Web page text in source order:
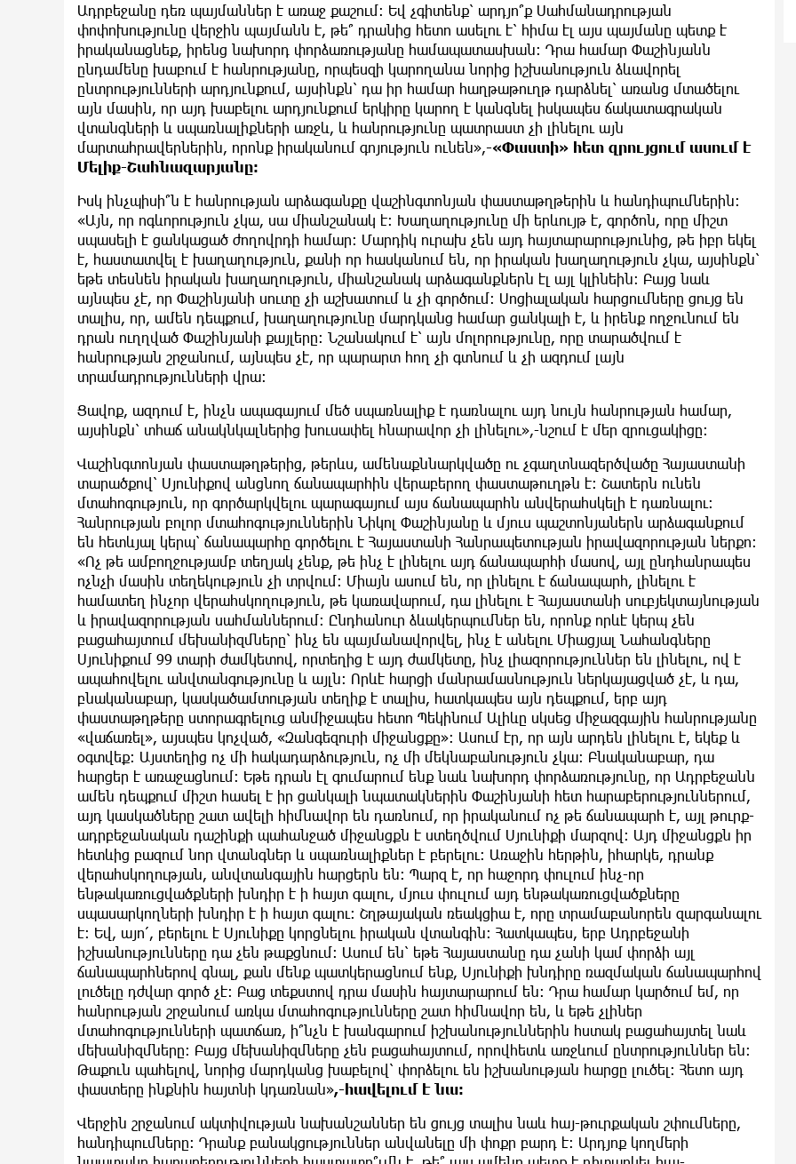
Ադրբեջանը դեռ պայմաններ է առաջ քաշում։ Եվ չգիտենք՝ արդյո՞ք Սահմանադրության
փոփոխությունը վերջին պայմանն է, թե՞ դրանից հետո ասելու է՝ հիմա էլ այս պայմանը պետք է
իրականացնեք, իրենց նախորդ փորձառությանը համապատասխան։ Դրա համար Փաշինյանն
ընդամենը խաբում է հանրությանը, որպեսզի կարողանա նորից իշխանություն ձևավորել
ընտրությունների արդյունքում, այսինքն՝ դա իր համար հաղթաթուղթ դարձնել՝ առանց մտածելու
այն մասին, որ այդ խաբելու արդյունքում երկիրը կարող է կանգնել իսկապես ճակատագրական
վտանգների և սպառնալիքների առջև, և հանրությունը պատրաստ չի լինելու այն
մարտահրավերներին, որոնք իրականում գոյություն ունեն», -«Փաստի» հետ զրույցում ասում է
Մելիք-Շահնազարյանը։
Իսկ ինչպիսի՞ն է հանրության արձագանքը վաշինգտոնյան փաստաթղթերին և հանդիպումներին։
«Այն, որ ոգևորություն չկա, սա միանշանակ է։ Խաղաղությունը մի երևույթ է, գործոն, որը միշտ
սպասելի է ցանկացած ժողովրդի համար։ Մարդիկ ուրախ չեն այդ հայտարարությունից, թե իբր եկել
է, հաստատվել է խաղաղություն, քանի որ հասկանում են, որ իրական խաղաղություն չկա, այսինքն՝
եթե տեսնեն իրական խաղաղություն, միանշանակ արձագանքներն էլ այլ կլինեին։ Բայց նաև
այնպես չէ, որ Փաշինյանի սուտը չի աշխատում և չի գործում։ Սոցիալական հարցումները ցույց են
տալիս, որ, ամեն դեպքում, խաղաղությունը մարդկանց համար ցանկալի է, և իրենք ողջունում են
դրան ուղղված Փաշինյանի քայլերը։ Նշանակում է՝ այն մոլորությունը, որը տարածվում է
հանրության շրջանում, այնպես չէ, որ պարարտ հող չի գտնում և չի ազդում լայն
տրամադրությունների վրա։
Ցավոք, ազդում է, ինչն ապագայում մեծ սպառնալիք է դառնալու այդ նույն հանրության համար,
այսինքն՝ տհաճ անակնկալներից խուսափել հնարավոր չի լինելու»,-նշում է մեր զրուցակիցը։
Վաշինգտոնյան փաստաթղթերից, թերևս, ամենաքննարկվածը ու չգաղտնազերծվածը Հայաստանի
տարածքով՝ Սյունիքով անցնող ճանապարհին վերաբերող փաստաթուղթն է։ Շատերն ունեն
մտահոգություն, որ գործարկվելու պարագայում այս ճանապարհն անվերահսկելի է դառնալու։
Հանրության բոլոր մտահոգություններին Նիկոլ Փաշինյանը և մյուս պաշտոնյաներն արձագանքում
են հետևյալ կերպ՝ ճանապարհը գործելու է Հայաստանի Հանրապետության իրավազորության ներքո։
«Ոչ թե ամբողջությամբ տեղյակ չենք, թե ինչ է լինելու այդ ճանապարհի մասով, այլ ընդհանրապես
ոչնչի մասին տեղեկություն չի տրվում։ Միայն ասում են, որ լինելու է ճանապարհ, լինելու է
համատեղ ինչոր վերահսկողություն, թե կառավարում, դա լինելու է Հայաստանի սուբյեկտայնության
և իրավազորության սահմաններում։ Ընդհանուր ձևակերպումներ են, որոնք որևէ կերպ չեն
բացահայտում մեխանիզմները՝ ինչ են պայմանավորվել, ինչ է անելու Միացյալ Նահանգները
Սյունիքում 99 տարի ժամկետով, որտեղից է այդ ժամկետը, ինչ լիազորություններ են լինելու, ով է
ապահովելու անվտանգությունը և այլն։ Որևէ հարցի մանրամասնություն ներկայացված չէ, և դա,
բնականաբար, կասկածամտության տեղիք է տալիս, հատկապես այն դեպքում, երբ այդ
փաստաթղթերը ստորագրելուց անմիջապես հետո Պեկինում Ալիևը սկսեց միջազգային հանրությանը
«վաճառել», այսպես կոչված, «Զանգեզուրի միջանցքը»։ Ասում էր, որ այն արդեն լինելու է, եկեք և
օգտվեք։ Այստեղից ոչ մի հակադարձություն, ոչ մի մեկնաբանություն չկա։ Բնականաբար, դա
հարցեր է առաջացնում։ Եթե դրան էլ գումարում ենք նաև նախորդ փորձառությունը, որ Ադրբեջանն
ամեն դեպքում միշտ հասել է իր ցանկալի նպատակներին Փաշինյանի հետ հարաբերություններում,
այդ կասկածները շատ ավելի հիմնավոր են դառնում, որ իրականում ոչ թե ճանապարհ է, այլ թուրք-
ադրբեջանական դաշինքի պահանջած միջանցքն է ստեղծվում Սյունիքի մարզով։ Այդ միջանցքն իր
հետևից բազում նոր վտանգներ և սպառնալիքներ է բերելու։ Առաջին հերթին, իհարկե, դրանք
վերահսկողության, անվտանգային հարցերն են։ Պարզ է, որ հաջորդ փուլում ինչ-որ
ենթակառուցվածքների խնդիր է ի հայտ գալու, մյուս փուլում այդ ենթակառուցվածքները
սպասարկողների խնդիր է ի հայտ գալու։ Շղթայական ռեակցիա է, որը տրամաբանորեն զարգանալու
է։ Եվ, այո՛, բերելու է Սյունիքը կորցնելու իրական վտանգին։ Հատկապես, երբ Ադրբեջանի
իշխանությունները դա չեն թաքցնում։ Ասում են՝ եթե Հայաստանը դա չանի կամ փորձի այլ
ճանապարհներով գնալ, քան մենք պատկերացնում ենք, Սյունիքի խնդիրը ռազմական ճանապարհով
լուծելը դժվար գործ չէ։ Բաց տեքստով դրա մասին հայտարարում են։ Դրա համար կարծում եմ, որ
հանրության շրջանում առկա մտահոգությունները շատ հիմնավոր են, և եթե չլիներ
մտահոգությունների պատճառ, ի՞նչն է խանգարում իշխանություններին հստակ բացահայտել նաև
մեխանիզմները։ Բայց մեխանիզմները չեն բացահայտում, որովհետև առջևում ընտրություններ են։
Թաքուն պահելով, նորից մարդկանց խաբելով՝ փորձելու են իշխանության հարցը լուծել։ Հետո այդ
փաստերը ինքնին հայտնի կդառնան»,-հավելում է նա։
Վերջին շրջանում ակտիվության նախանշաններ են ցույց տալիս նաև հայ-թուրքական շփումները,
հանդիպումները։ Դրանք բանակցություններ անվանելը մի փոքր բարդ է։ Արդյոք կողմերի